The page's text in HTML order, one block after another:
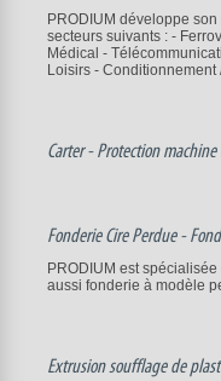
PRODIUM développe
secteurs suivants : -
Médical -
Loisirs - Conditionnement
Carter - Protection
Fonderie Cire Perdue -
PRODIUM est
aussi fonderie à modèle
Extrusion soufflage de